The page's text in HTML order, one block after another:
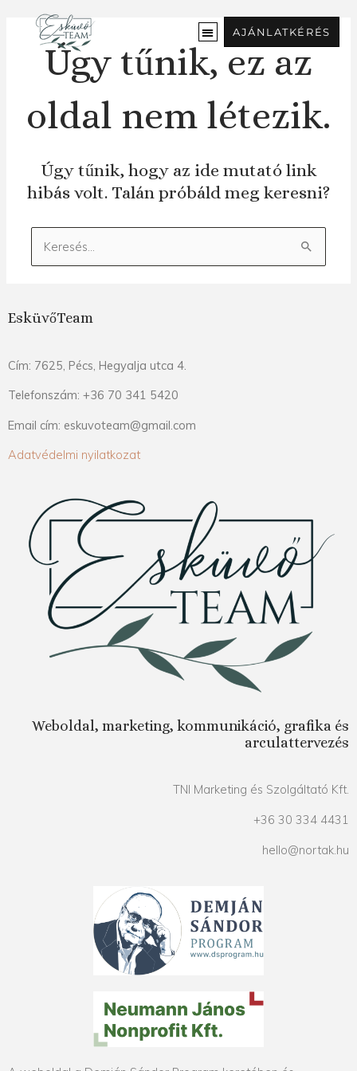
tartalomra
AJÁNLATKÉRÉS
Úgy tűnik, ez az
oldal nem létezik.
Úgy tűnik, hogy az ide mutató link
hibás volt. Talán próbáld meg keresni?
Keresés:
EsküvőTeam
Cím: 7625, Pécs, Hegyalja utca 4.
Telefonszám: +36 70 341 5420
Email cím: eskuvoteam@gmail.com
Adatvédelmi nyilatkozat
Weboldal, marketing, kommunikáció, grafika és
arculattervezés
TNI Marketing és Szolgáltató Kft.
+36 30 334 4431
hello@nortak.hu